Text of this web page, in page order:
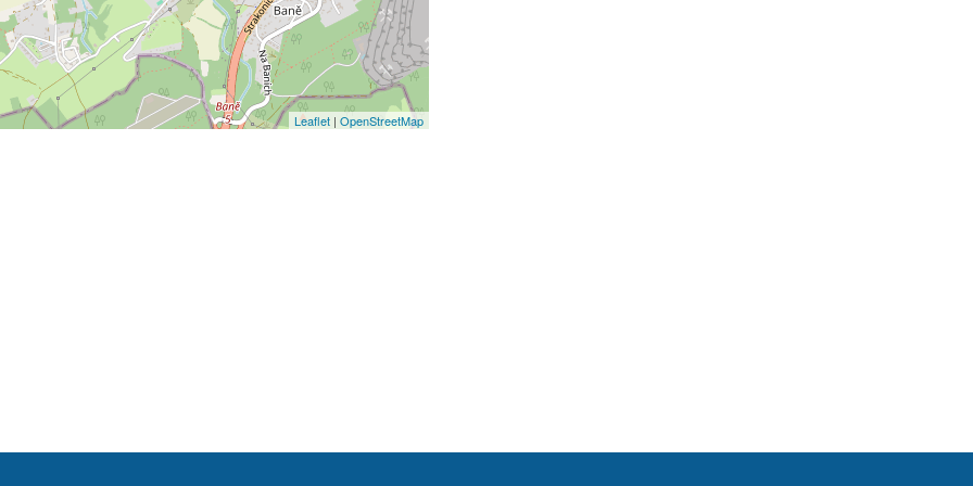
Leaflet| OpenStreetMap